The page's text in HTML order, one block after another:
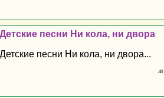
Детские песни Ни кола, ни двора
Детские песни Ни кола, ни двора...
30